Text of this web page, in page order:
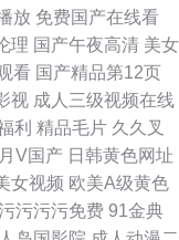
放 免费国产在线看
理 国产午夜高清 美女
看 国产精品第12页
视 成人三级视频在线
利 精品毛片 久久叉
V国产 日韩黄色网址
女视频 欧美A级黄色
污污污免费 91金典